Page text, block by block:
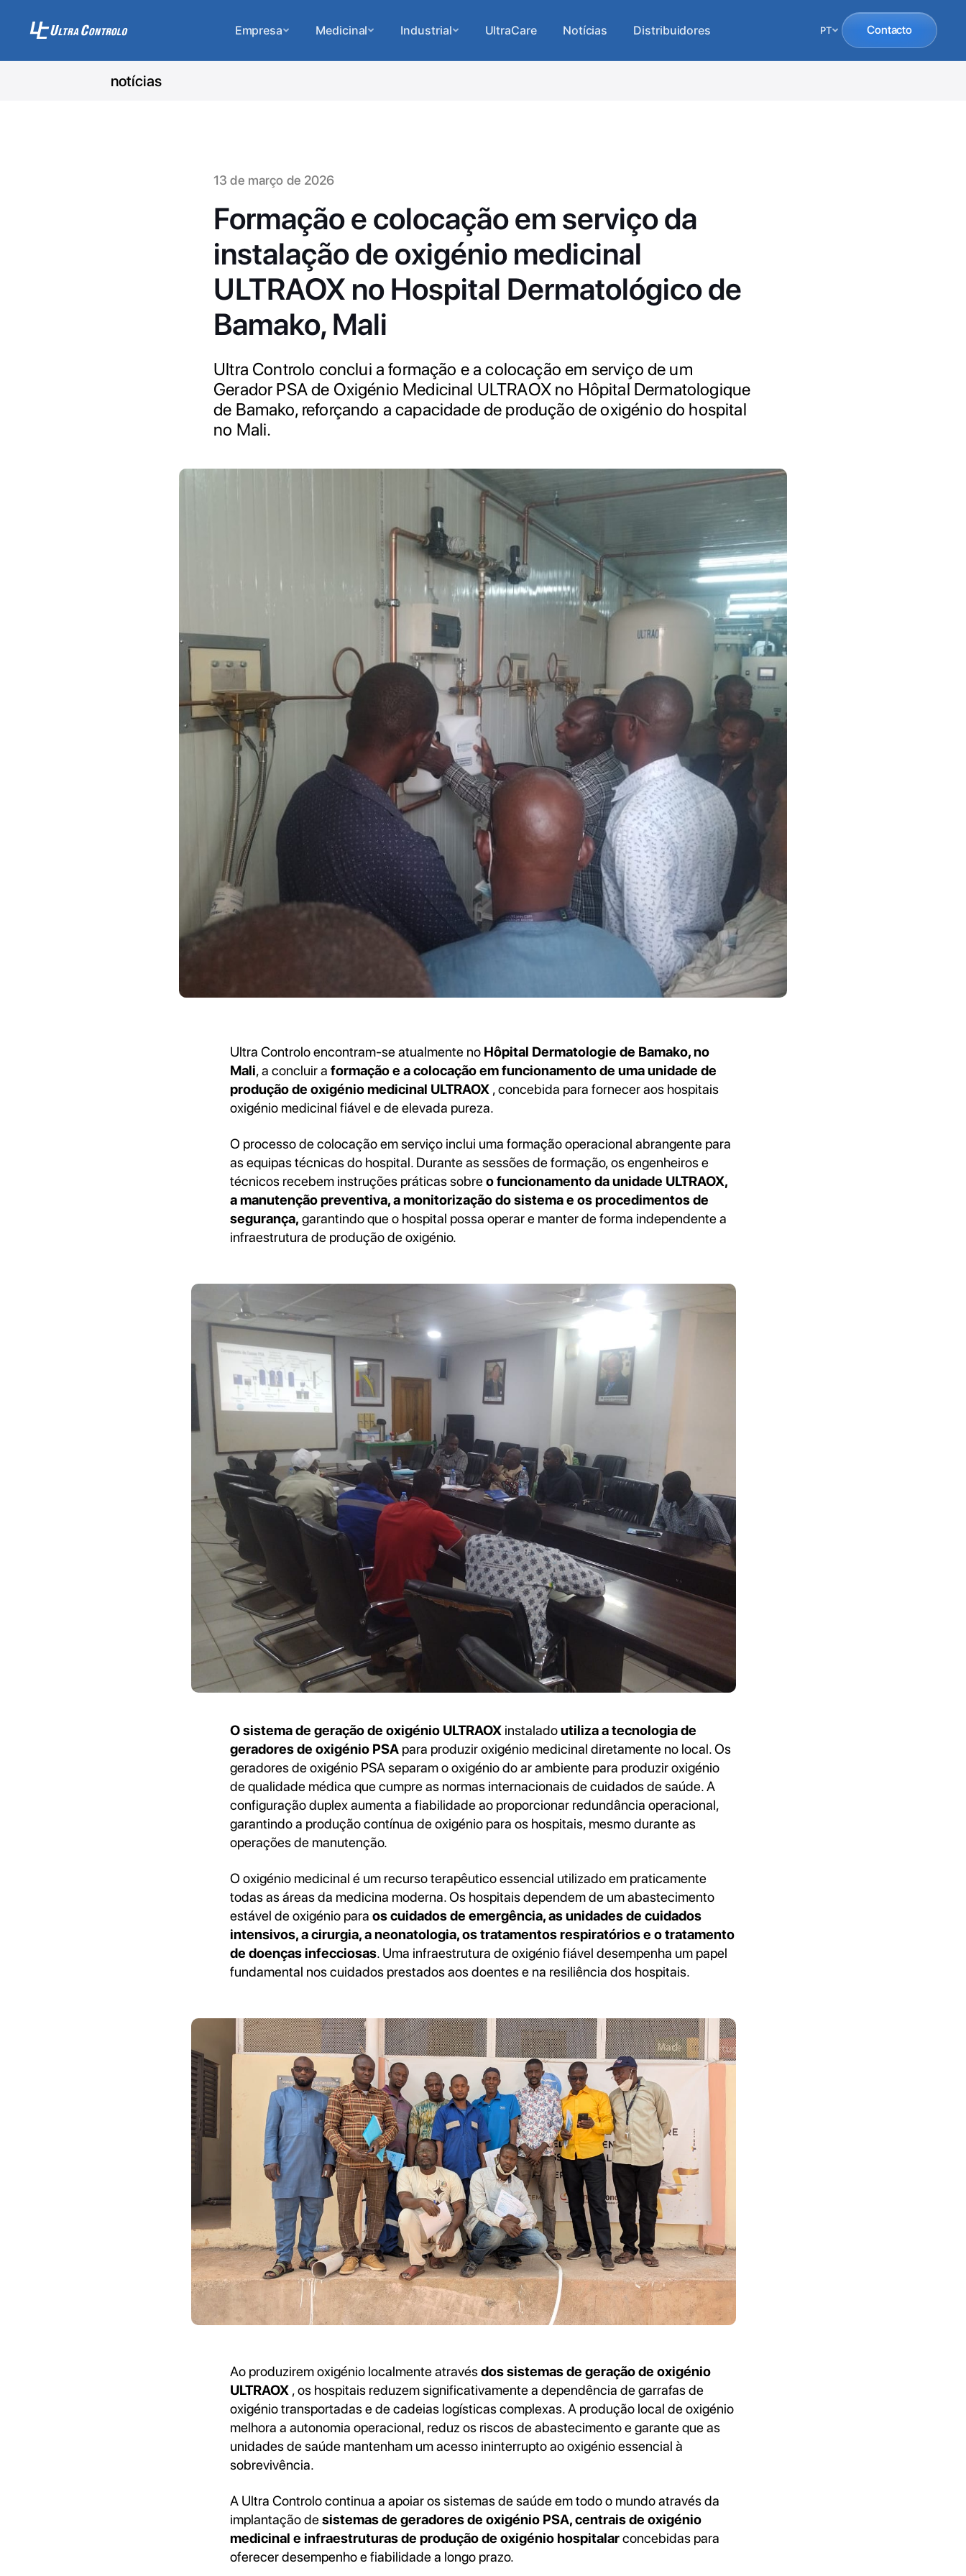
Empresa Medicinal Industrial UltraCare Notícias Distribuidores PT Contacto
notícias
13 de março de 2026
Formação e colocação em serviço da
instalação de oxigénio medicinal
ULTRAOX no Hospital Dermatológico de
Bamako, Mali
Ultra Controlo conclui a formação e a colocação em serviço de um
Gerador PSA de Oxigénio Medicinal ULTRAOX no Hôpital Dermatologique
de Bamako, reforçando a capacidade de produção de oxigénio do hospital
no Mali.
Ultra Controlo encontram-se atualmente no Hôpital Dermatologie de Bamako, no
Mali, a concluir a formação e a colocação em funcionamento de uma unidade de
produção de oxigénio medicinal ULTRAOX , concebida para fornecer aos hospitais
oxigénio medicinal fiável e de elevada pureza.
O processo de colocação em serviço inclui uma formação operacional abrangente para
as equipas técnicas do hospital. Durante as sessões de formação, os engenheiros e
técnicos recebem instruções práticas sobreo funcionamento da unidade ULTRAOX,
a manutenção preventiva, a monitorização do sistema e os procedimentos de
segurança, garantindo que o hospital possa operar e manter de forma independente a
infraestrutura de produção de oxigénio.
O sistema de geração de oxigénio ULTRAOX instaladoutiliza a tecnologia de
geradores de oxigénio PSApara produzir oxigénio medicinal diretamente no local. Os
geradores de oxigénio PSA separam o oxigénio do ar ambiente para produzir oxigénio
de qualidade médica que cumpre as normas internacionais de cuidados de saúde. A
configuração duplex aumenta a fiabilidade ao proporcionar redundância operacional,
garantindo a produção contínua de oxigénio para os hospitais, mesmo durante as
operações de manutenção.
O oxigénio medicinal é um recurso terapêutico essencial utilizado em praticamente
todas as áreas da medicina moderna. Os hospitais dependem de um abastecimento
estável de oxigénio para os cuidados de emergência, as unidades de cuidados
intensivos, a cirurgia, a neonatologia, os tratamentos respiratórios e o tratamento
de doenças infecciosas. Uma infraestrutura de oxigénio fiável desempenha um papel
fundamental nos cuidados prestados aos doentes e na resiliência dos hospitais.
Ao produzirem oxigénio localmente atravésdos sistemas de geração de oxigénio
ULTRAOX , os hospitais reduzem significativamente a dependência de garrafas de
oxigénio transportadas e de cadeias logísticas complexas. A produção local de oxigénio
melhora a autonomia operacional, reduz os riscos de abastecimento e garante que as
unidades de saúde mantenham um acesso ininterrupto ao oxigénio essencial à
sobrevivência.
A Ultra Controlo continua a apoiar os sistemas de saúde em todo o mundo através da
implantação desistemas de geradores de oxigénio PSA, centrais de oxigénio
medicinal e infraestruturas de produção de oxigénio hospitalarconcebidas para
oferecer desempenho e fiabilidade a longo prazo.